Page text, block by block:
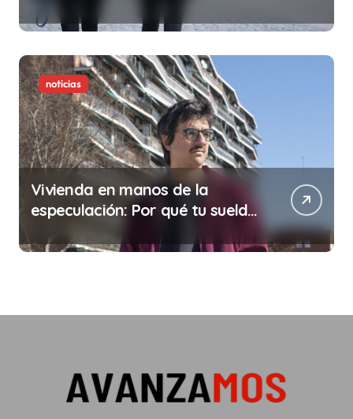
noticias
Vivienda en manos de la
especulación: Por qué tu sueldo